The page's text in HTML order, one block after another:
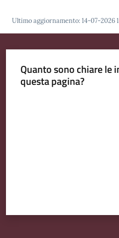
Ultimo aggiornamento:14-07-2026
Quanto sono chiare le
questa pagina?